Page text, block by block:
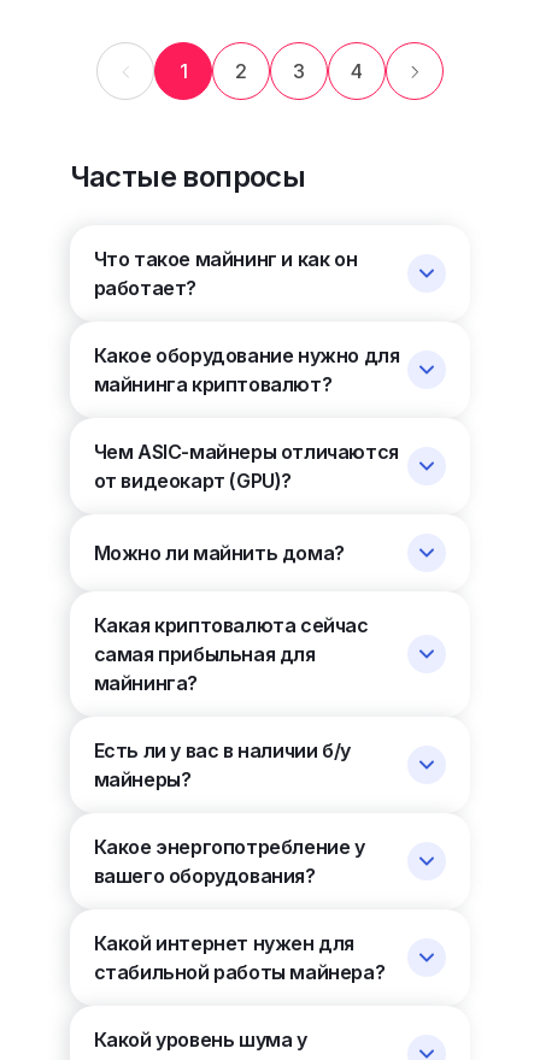
1 2 3 4
Частые вопросы
Что такое майнинг и как он
работает?
Какое оборудование нужно для
майнинга криптовалют?
Чем ASIC-майнеры отличаются
от видеокарт (GPU)?
Можно ли майнить дома?
Какая криптовалюта сейчас
самая прибыльная для
майнинга?
Есть ли у вас в наличии б/у
майнеры?
Какое энергопотребление у
вашего оборудования?
Какой интернет нужен для
стабильной работы майнера?
Какой уровень шума у